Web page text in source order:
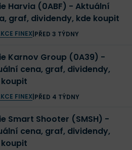
(0ABF) - Aktuální
graf, dividendy, kde koupit
FINEX| PŘED 3 TÝDNY
Karnov Group (0A39) -
cena, graf, dividendy,
FINEX| PŘED 4 TÝDNY
Smart Shooter (SMSH) -
cena, graf, dividendy,